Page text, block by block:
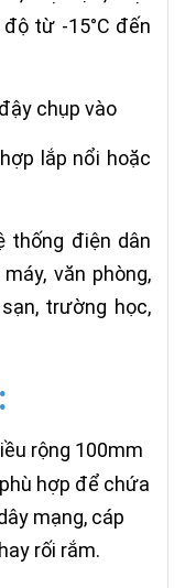
từ -15°C đến
chụp vào
lắp nổi hoặc
thống điện dân
văn phòng,
trường học,
rộng 100mm
hợp để chứa
mạng, cáp
rối rắm.